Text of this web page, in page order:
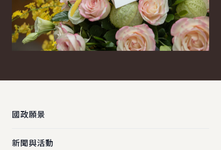
國政願景
新聞與活動